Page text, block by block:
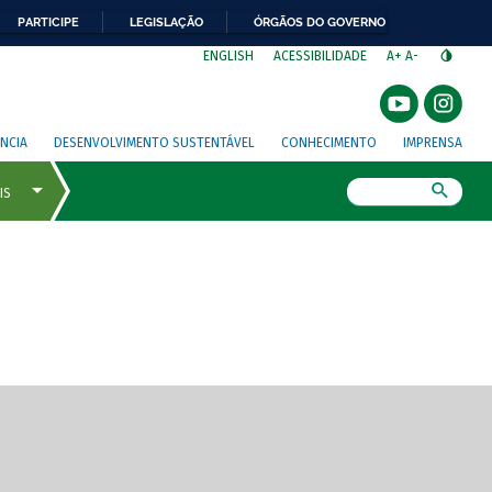
PARTICIPE LEGISLAÇÃO ÓRGÃOS DO GOVERNO
ENGLISH ACESSIBILIDADE A+ A-
DESENVOLVIMENTO SUSTENTÁVEL CONHECIMENTO IMPRENSA
de tela